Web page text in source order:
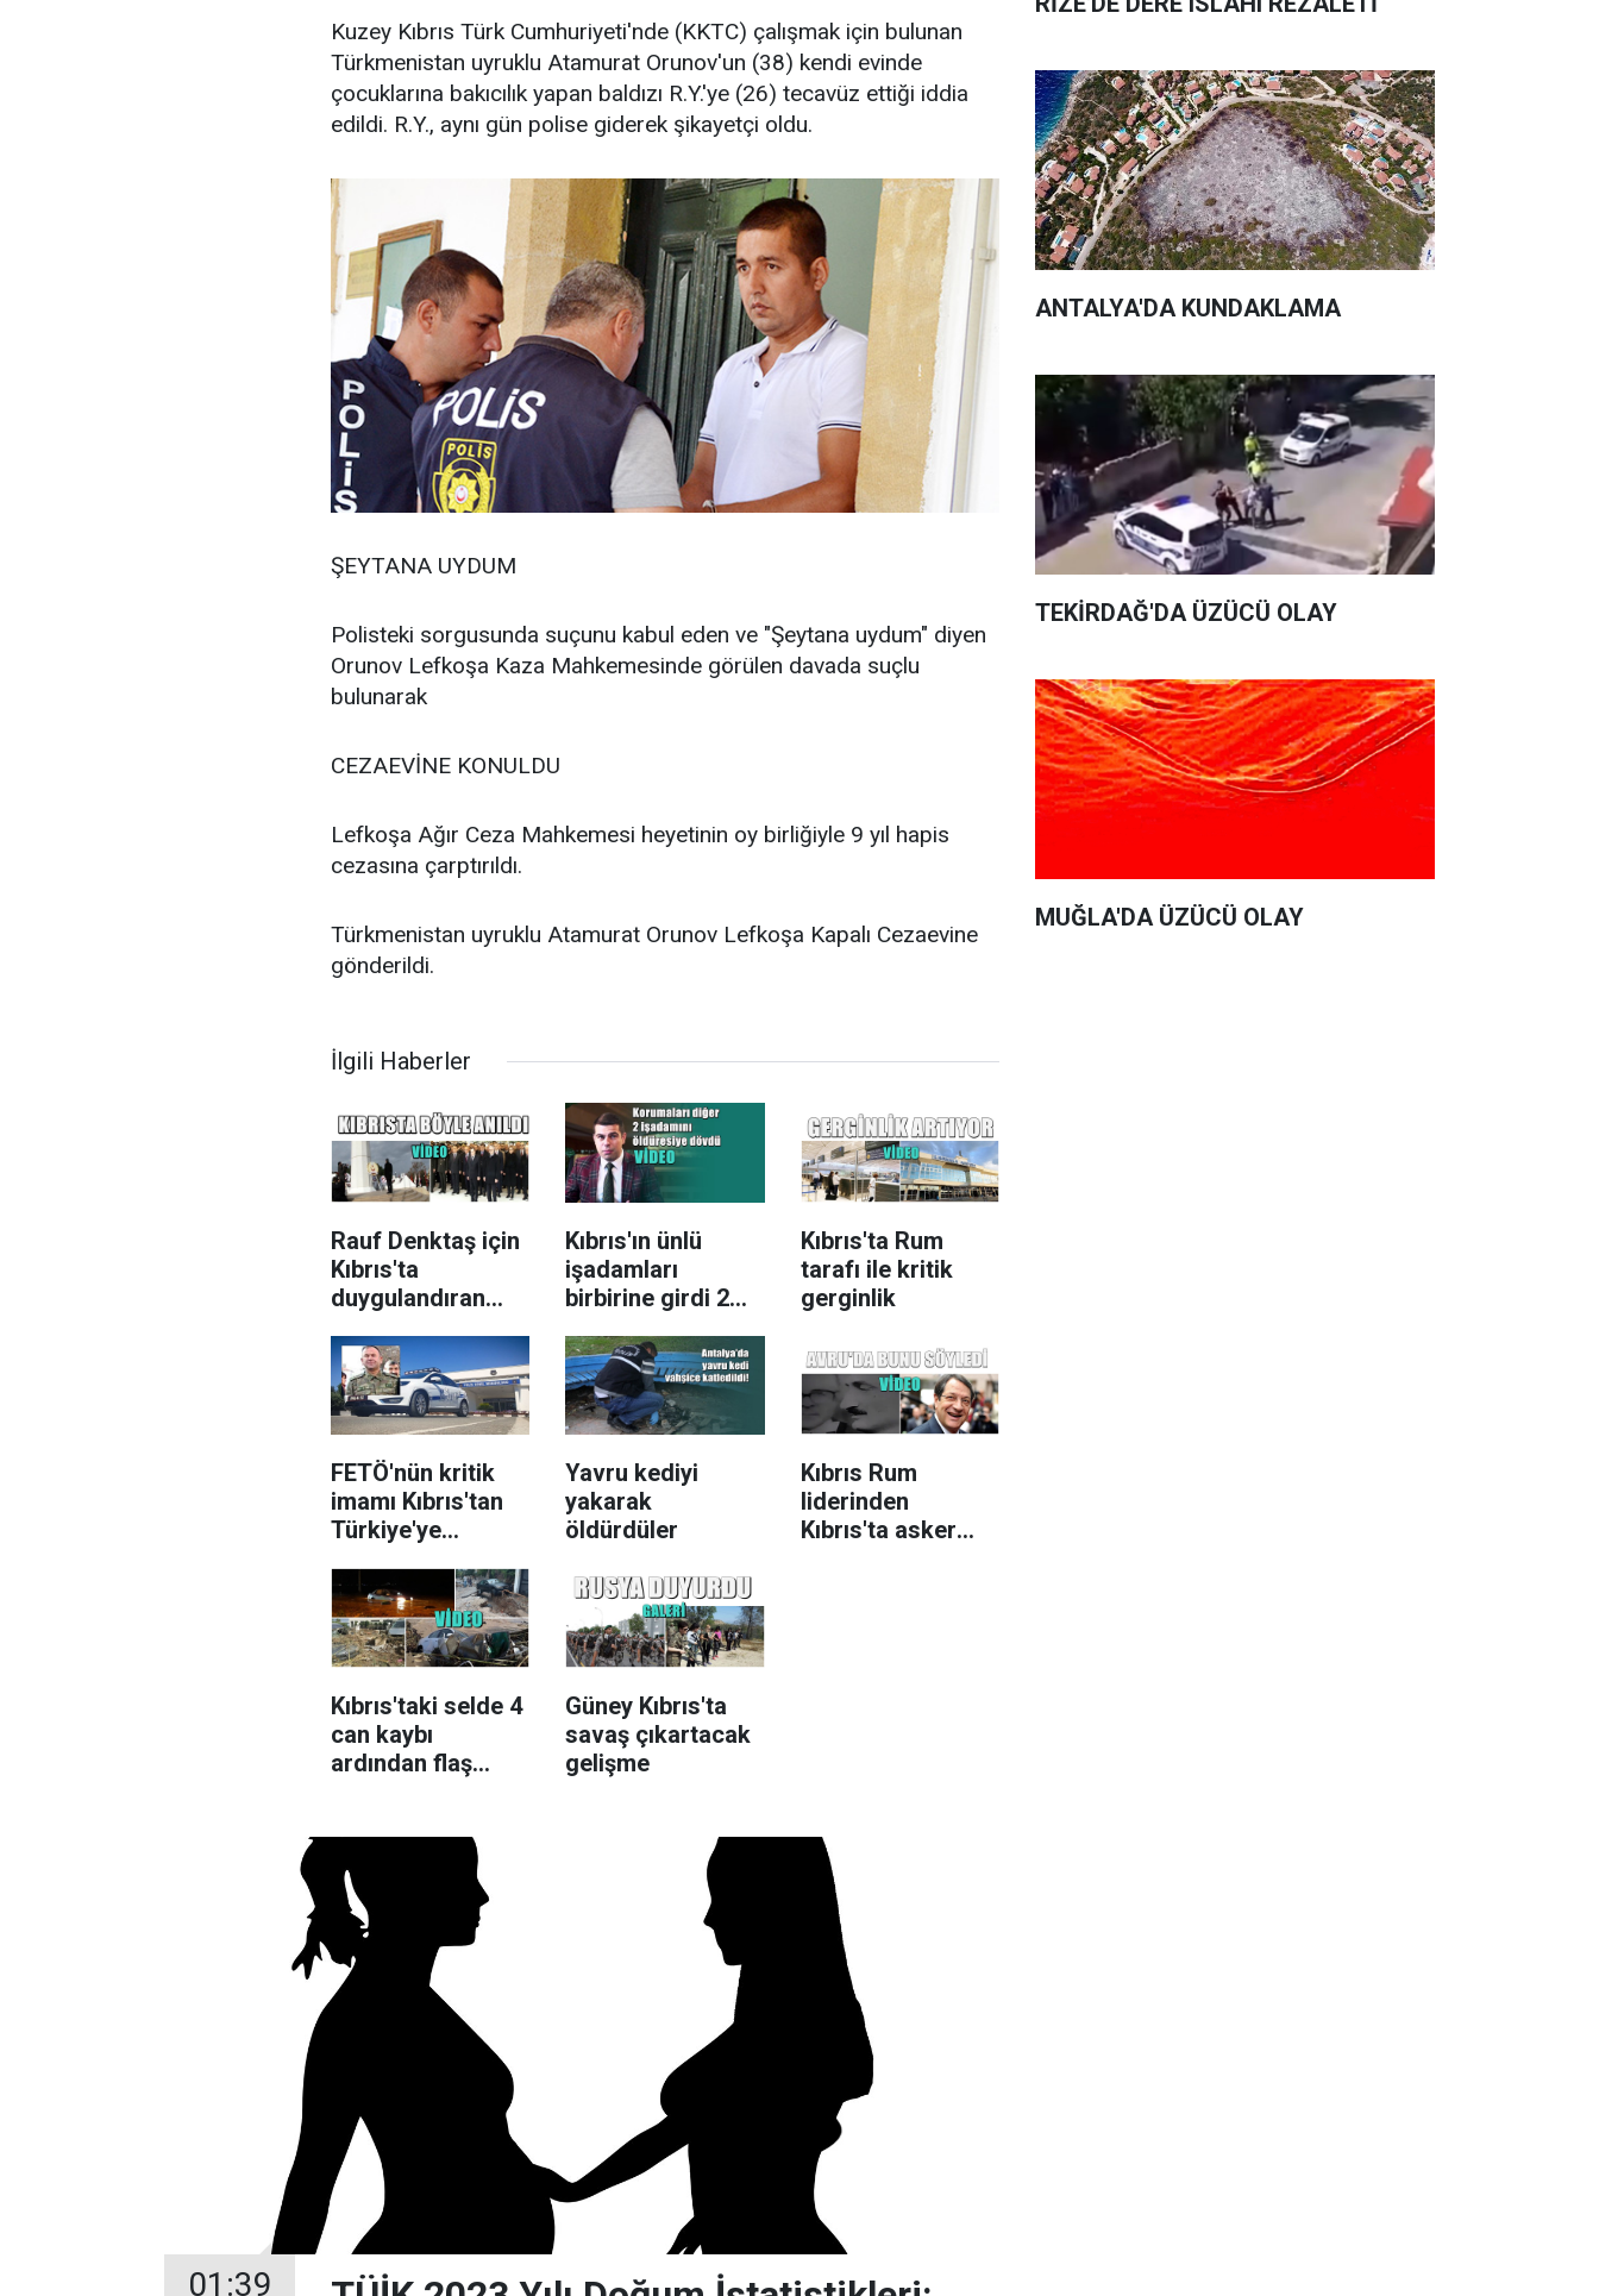
Kuzey Kıbrıs Türk Cumhuriyeti'nde (KKTC) çalışmak için bulunan
Türkmenistan uyruklu Atamurat Orunov'un (38) kendi evinde
çocuklarına bakıcılık yapan baldızı R.Y.'ye (26) tecavüz ettiği iddia
edildi. R.Y., aynı gün polise giderek şikayetçi oldu.
ŞEYTANA UYDUM
Polisteki sorgusunda suçunu kabul eden ve "Şeytana uydum" diyen
Orunov Lefkoşa Kaza Mahkemesinde görülen davada suçlu
bulunarak
CEZAEVİNE KONULDU
Lefkoşa Ağır Ceza Mahkemesi heyetinin oy birliğiyle 9 yıl hapis
cezasına çarptırıldı.
Türkmenistan uyruklu Atamurat Orunov Lefkoşa Kapalı Cezaevine
gönderildi.
İlgili Haberler
Rauf Denktaş için
Kıbrıs'ta
duygulandıran
Kıbrıs'ın ünlü
işadamları
birbirine girdi 2
Kıbrıs'ta Rum
tarafı ile kritik
gerginlik
FETÖ'nün kritik
imamı Kıbrıs'tan
Türkiye'ye
Yavru kediyi
yakarak
öldürdüler
Kıbrıs Rum
liderinden
Kıbrıs'ta asker
Kıbrıs'taki selde 4
can kaybı
ardından flaş
Güney Kıbrıs'ta
savaş çıkartacak
gelişme
01:39
ANTALYA'DA KUNDAKLAMA
TEKİRDAĞ'DA ÜZÜCÜ OLAY
MUĞLA'DA ÜZÜCÜ OLAY